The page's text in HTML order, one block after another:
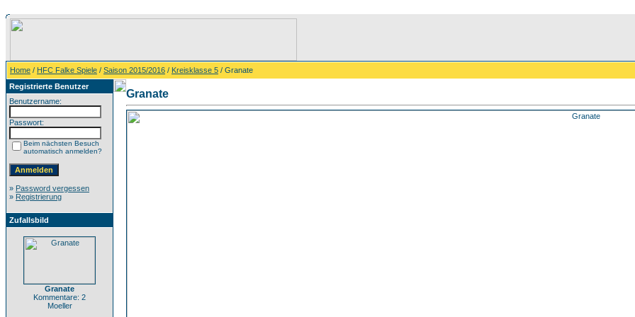
Home / HFC Falke Spiele / Saison 2015/2016 / Kreisklasse 5 / Granate
Registrierte Benutzer
Benutzername:
Passwort:
Beim nächsten Besuch
automatisch anmelden?
» Password vergessen
» Registrierung
Zufallsbild
Granate
Kommentare: 2
Moeller
Granate